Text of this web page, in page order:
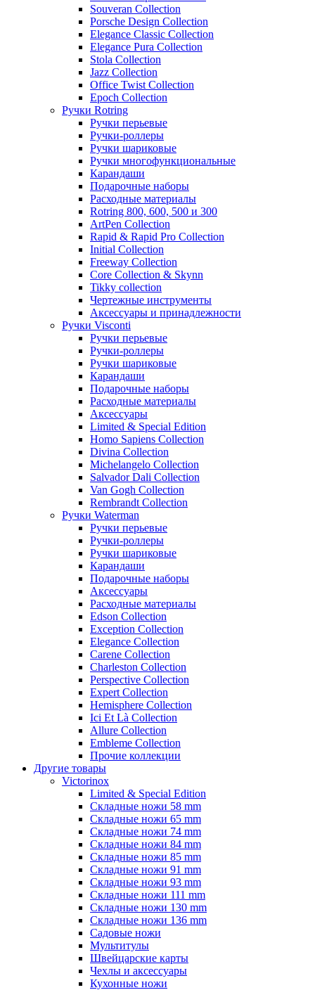
Souveran Collection
Porsche Design Collection
Elegance Classic Collection
Elegance Pura Collection
Stola Collection
Jazz Collection
Office Twist Collection
Epoch Collection
Ручки Rotring
Ручки перьевые
Ручки-роллеры
Ручки шариковые
Ручки многофункциональные
Карандаши
Подарочные наборы
Расходные материалы
Rotring 800, 600, 500 и 300
ArtPen Collection
Rapid & Rapid Pro Collection
Initial Collection
Freeway Collection
Core Collection & Skynn
Tikky collection
Чертежные инструменты
Аксессуары и принадлежности
Ручки Visconti
Ручки перьевые
Ручки-роллеры
Ручки шариковые
Карандаши
Подарочные наборы
Расходные материалы
Аксессуары
Limited & Special Edition
Homo Sapiens Collection
Divina Collection
Michelangelo Collection
Salvador Dali Collection
Van Gogh Collection
Rembrandt Collection
Ручки Waterman
Ручки перьевые
Ручки-роллеры
Ручки шариковые
Карандаши
Подарочные наборы
Аксессуары
Расходные материалы
Edson Collection
Exception Collection
Elegance Collection
Carene Collection
Charleston Collection
Perspective Collection
Expert Collection
Hemisphere Collection
Ici Et Là Collection
Allure Collection
Embleme Collection
Прочие коллекции
Другие товары
Victorinox
Limited & Special Edition
Складные ножи 58 mm
Складные ножи 65 mm
Складные ножи 74 mm
Складные ножи 84 mm
Складные ножи 85 mm
Складные ножи 91 mm
Складные ножи 93 mm
Складные ножи 111 mm
Складные ножи 130 mm
Складные ножи 136 mm
Садовые ножи
Мультитулы
Швейцарские карты
Чехлы и аксессуары
Кухонные ножи